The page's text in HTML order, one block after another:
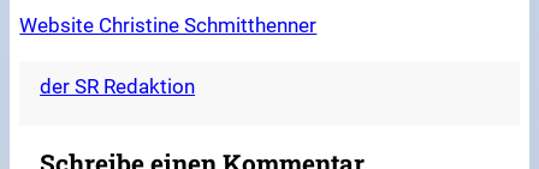
Website Christine Schmitthenner
der SR Redaktion